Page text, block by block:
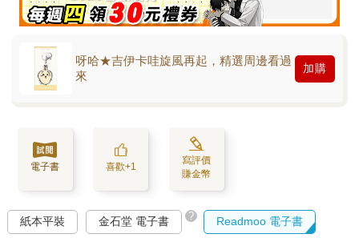
呀哈★吉伊卡哇旋風再起，精選周邊看過
來
加購
電子書 喜歡+1
寫評價
賺金幣
紙本平裝 金石堂 電子書 ? Readmoo 電子書